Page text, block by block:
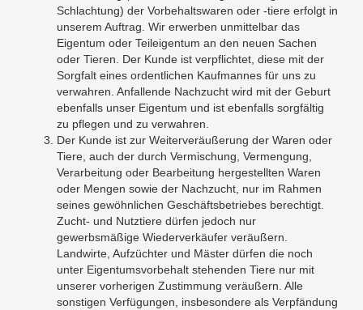
Schlachtung) der Vorbehaltswaren oder -tiere erfolgt in
unserem Auftrag. Wir erwerben unmittelbar das
Eigentum oder Teileigentum an den neuen Sachen
oder Tieren. Der Kunde ist verpflichtet, diese mit der
Sorgfalt eines ordentlichen Kaufmannes für uns zu
verwahren. Anfallende Nachzucht wird mit der Geburt
ebenfalls unser Eigentum und ist ebenfalls sorgfältig
zu pflegen und zu verwahren.
Der Kunde ist zur Weiterveräußerung der Waren oder
Tiere, auch der durch Vermischung, Vermengung,
Verarbeitung oder Bearbeitung hergestellten Waren
oder Mengen sowie der Nachzucht, nur im Rahmen
seines gewöhnlichen Geschäftsbetriebes berechtigt.
Zucht- und Nutztiere dürfen jedoch nur
gewerbsmäßige Wiederverkäufer veräußern.
Landwirte, Aufzüchter und Mäster dürfen die noch
unter Eigentumsvorbehalt stehenden Tiere nur mit
unserer vorherigen Zustimmung veräußern. Alle
sonstigen Verfügungen, insbesondere als Verpfändung